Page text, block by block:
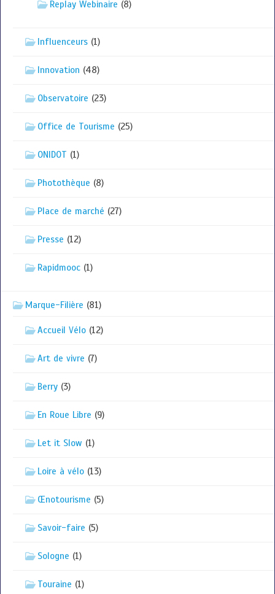
Replay Webinaire (8)
Influenceurs (1)
Innovation (48)
Observatoire (23)
Office de Tourisme (25)
ONIDOT (1)
Photothèque (8)
Place de marché (27)
Presse (12)
Rapidmooc (1)
Marque-Filière (81)
Accueil Vélo (12)
Art de vivre (7)
Berry (3)
En Roue Libre (9)
Let it Slow (1)
Loire à vélo (13)
Œnotourisme (5)
Savoir-faire (5)
Sologne (1)
Touraine (1)